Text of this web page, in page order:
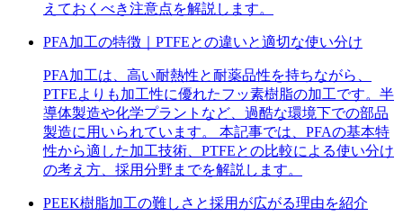
えておくべき注意点を解説します。
PFA加工の特徴｜PTFEとの違いと適切な使い分け
PFA加工は、高い耐熱性と耐薬品性を持ちながら、
PTFEよりも加工性に優れたフッ素樹脂の加工です。半
導体製造や化学プラントなど、過酷な環境下での部品
製造に用いられています。 本記事では、PFAの基本特
性から適した加工技術、PTFEとの比較による使い分け
の考え方、採用分野までを解説します。
PEEK樹脂加工の難しさと採用が広がる理由を紹介